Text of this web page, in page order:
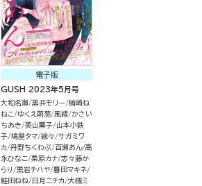
電子版
GUSH 2023年5月号
大和名瀬 黒井モリー 楢崎ね
ねこ
ゆくえ萌葱 風緒 かさい
ちあき 美山薫子 山本小鉄
子 鳩屋タマ 縁々 サガミワ
カ 丹野ちくわぶ 百瀬あん 高
永ひなこ 栗原カナ 志々藤か
らり
黒岩チハヤ 暮田マキネ
鮭田ねね
日月ニチカ 大槻ミ